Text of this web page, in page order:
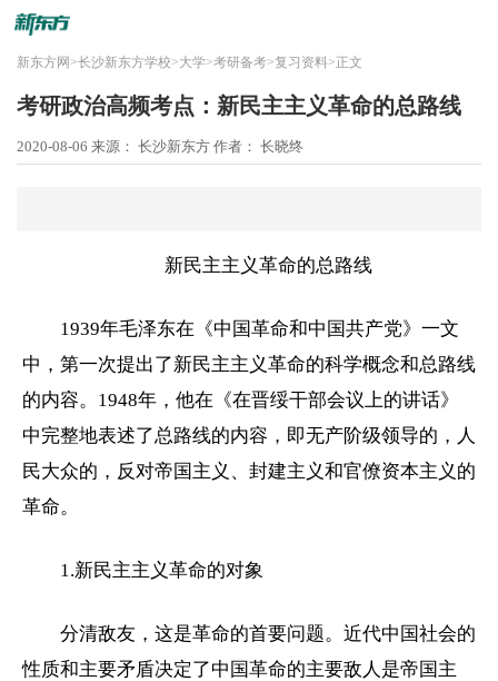
新东方网 >长沙新东方学校>大学>考研备考>复习资料>正文
考研政治高频考点：新民主主义革命的总路线
2020-08-06 来源： 长沙新东方 作者： 长晓终
新民主主义革命的总路线
1939年毛泽东在《中国革命和中国共产党》一文
中，第一次提出了新民主主义革命的科学概念和总路线
的内容。1948年，他在《在晋绥干部会议上的讲话》
中完整地表述了总路线的内容，即无产阶级领导的，人
民大众的，反对帝国主义、封建主义和官僚资本主义的
革命。
1.新民主主义革命的对象
分清敌友，这是革命的首要问题。近代中国社会的
性质和主要矛盾决定了中国革命的主要敌人是帝国主